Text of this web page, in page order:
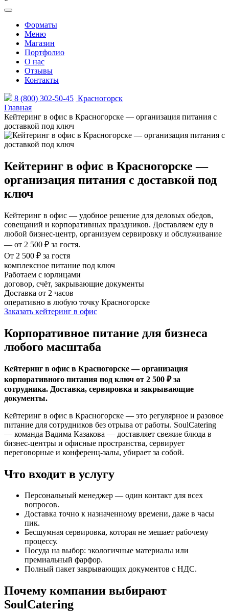
Форматы
Меню
Магазин
Портфолио
О нас
Отзывы
Контакты
8 (800) 302-50-45 Красногорск
Главная
Кейтеринг в офис в Красногорске — организация питания с
доставкой под ключ
Кейтеринг в офис в Красногорске —
организация питания с доставкой под
ключ
Кейтеринг в офис — удобное решение для деловых обедов,
совещаний и корпоративных праздников. Доставляем еду в
любой бизнес-центр, организуем сервировку и обслуживание
— от 2 500 ₽ за гостя.
От 2 500 ₽ за гостя
комплексное питание под ключ
Работаем с юрлицами
договор, счёт, закрывающие документы
Доставка от 2 часов
оперативно в любую точку Красногорске
Заказать кейтеринг в офис
Корпоративное питание для бизнеса
любого масштаба
Кейтеринг в офис в Красногорске — организация
корпоративного питания под ключ от 2 500 ₽ за
сотрудника. Доставка, сервировка и закрывающие
документы.
Кейтеринг в офис в Красногорске — это регулярное и разовое
питание для сотрудников без отрыва от работы. SoulCatering
— команда Вадима Казакова — доставляет свежие блюда в
бизнес-центры и офисные пространства, сервирует
переговорные и конференц-залы, убирает за собой.
Что входит в услугу
Персональный менеджер — один контакт для всех
вопросов.
Доставка точно к назначенному времени, даже в часы
пик.
Бесшумная сервировка, которая не мешает рабочему
процессу.
Посуда на выбор: экологичные материалы или
премиальный фарфор.
Полный пакет закрывающих документов с НДС.
Почему компании выбирают
SoulCatering